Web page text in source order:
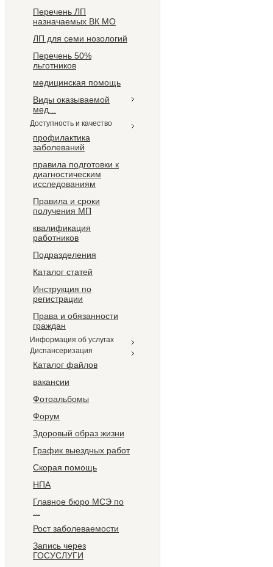
Перечень ЛП
назначаемых ВК МО
ЛП для семи нозологий
Перечень 50%
льготников
медицинская помощь
Виды оказываемой
мед...
Доступность и качество
профилактика
заболеваний
правила подготовки к
диагностическим
исследованиям
Правила и сроки
получения МП
квалификация
работников
Подразделения
Каталог статей
Инструкция по
регистрации
Права и обязанности
граждан
Информация об услугах
Диспансеризация
Каталог файлов
вакансии
Фотоальбомы
Форум
Здоровый образ жизни
График выездных работ
Скорая помощь
НПА
Главное бюро МCЭ по
Рост заболеваемости
Запись через
ГОСУСЛУГИ